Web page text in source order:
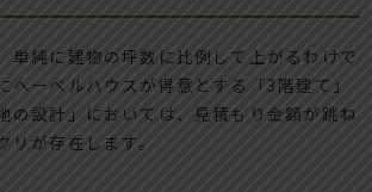
単純に建物の坪数に比例して上がるわけで
ヘーベルハウスが得意とする「3階建て」
の設計」においては、見積もり金額が跳ね
リが存在します。